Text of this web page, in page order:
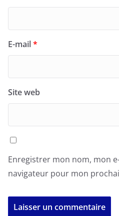
E-mail*
Site web
Enregistrer mon nom, mon
navigateur pour mon